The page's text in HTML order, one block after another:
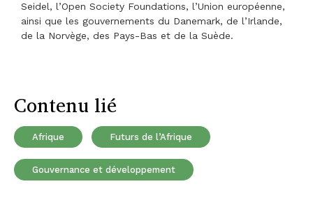
Seidel, l’Open Society Foundations, l’Union européenne,
ainsi que les gouvernements du Danemark, de l’Irlande,
de la Norvège, des Pays-Bas et de la Suède.
Contenu lié
Afrique Futurs de l’Afrique
Gouvernance et développement